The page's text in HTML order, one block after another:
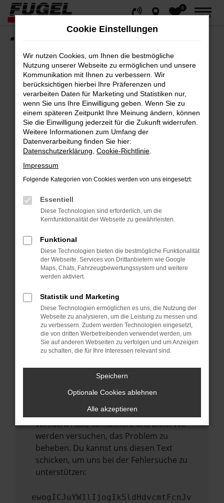
Zum
Hauptinhalt
springen
0
MENÜ
Fehler: Network Error
Beim Laden ist ein Fehler aufgetreten.
Hier sind ein paar Tipps, die dir helfen können:
Überprüfe deine Firewall und deine
Internetverbindung.
Laden andere Webseiten, zum Beispiel
deine Suchmaschine?
Prüfe deine Browsererweiterungen.
Manche Erweiterungen, wie Werbeblocker,
können das Laden bestimmter Seiten
anderen Browser oder in einem privaten
Fenster?
Starte dein Gerät neu.
vorübergehende Probleme zu beheben.
Stelle sicher, dass dein Browser und dein
Betriebssystem auf dem neuesten Stand
sind.
Veraltete Software birgt nicht nur ein
führen, dass bestimmte Funktionen nicht
Wende dich an den Webseitenbetreiber.
Wenn du alle oben genannten Schritte
versucht hast, kontaktiere uns bitte. Wir
werden versuchen, das Problem zu
beheben. Du kannst uns diesen Text
schicken, um uns bei der Fehlersuche zu
unterstützen:
ewogICJuYW1lIjogIk5ldHdvcmtFcnJv
Cookie Einstellungen
Wir nutzen Cookies, um Ihnen die bestmögliche
Nutzung unserer Webseite zu ermöglichen und unsere
Kommunikation mit Ihnen zu verbessern. Wir
berücksichtigen hierbei Ihre Präferenzen und
verarbeiten Daten für Marketing und Statistiken nur,
wenn Sie uns Ihre Einwilligung geben. Wenn Sie zu
einem späteren Zeitpunkt Ihre Meinung ändern, können
Sie die Einwilligung jederzeit für die Zukunft widerrufen.
Weitere Informationen zum Umfang der
Datenverarbeitung finden Sie hier:
Datenschutzerklärung Cookie-Richtlinie
Impressum
Folgende Kategorien von Cookies werden von uns eingesetzt:
Essentiell
Diese Technologien sind erforderlich, um die
Kernfunktionalität der Webseite zu gewährleisten.
Funktional
Diese Technologien bieten die bestmögliche Funktionalität
der Webseite. Services von Drittanbietern wie Google
Maps, Chats, Fahrzeugbewertungssystem und weitere
werden aktiviert.
Statistik und Marketing
Diese Technologien ermöglichen es uns, die Nutzung der
Webseite zu analysieren, um die Leistung zu messen und
zu verbessern. Zudem werden Technologien eingesetzt,
die von dritten Werbetreibenden verwendet werden, um
Sie auf anderen Webseiten zu verfolgen und um Anzeigen
zu schalten, die für Ihre Interessen relevant sind.
Speichern
Optionale Cookies ablehnen
Alle akzeptieren